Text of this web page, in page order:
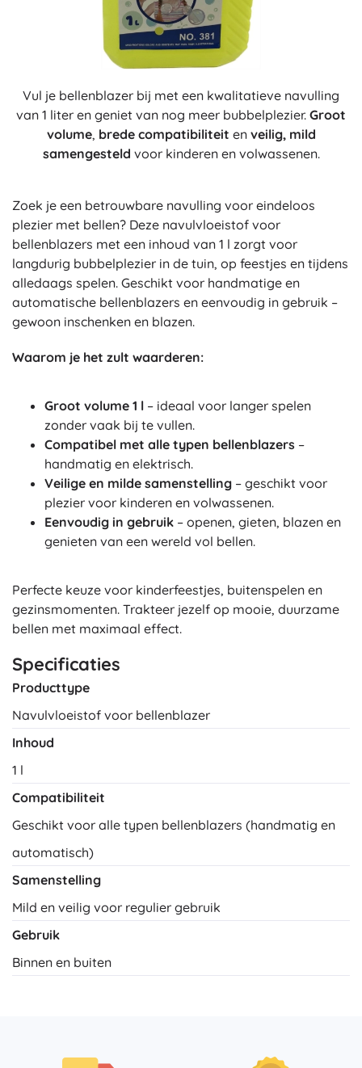
Vul je bellenblazer bij met een kwalitatieve navulling
van 1 liter en geniet van nog meer bubbelplezier. Groot
volume, brede compatibiliteit en veilig, mild
samengesteld voor kinderen en volwassenen.
Zoek je een betrouwbare navulling voor eindeloos
plezier met bellen? Deze navulvloeistof voor
bellenblazers met een inhoud van 1 l zorgt voor
langdurig bubbelplezier in de tuin, op feestjes en tijdens
alledaags spelen. Geschikt voor handmatige en
automatische bellenblazers en eenvoudig in gebruik –
gewoon inschenken en blazen.
Waarom je het zult waarderen:
Groot volume 1 l – ideaal voor langer spelen
zonder vaak bij te vullen.
Compatibel met alle typen bellenblazers –
handmatig en elektrisch.
Veilige en milde samenstelling – geschikt voor
plezier voor kinderen en volwassenen.
Eenvoudig in gebruik – openen, gieten, blazen en
genieten van een wereld vol bellen.
Perfecte keuze voor kinderfeestjes, buitenspelen en
gezinsmomenten. Trakteer jezelf op mooie, duurzame
bellen met maximaal effect.
Specificaties
Producttype
Navulvloeistof voor bellenblazer
Inhoud
1 l
Compatibiliteit
Geschikt voor alle typen bellenblazers (handmatig en
automatisch)
Samenstelling
Mild en veilig voor regulier gebruik
Gebruik
Binnen en buiten